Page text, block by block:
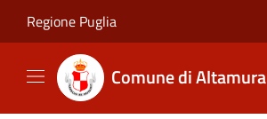
Regione Puglia
Comune di Altamura